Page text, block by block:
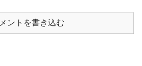
ントを書き込む